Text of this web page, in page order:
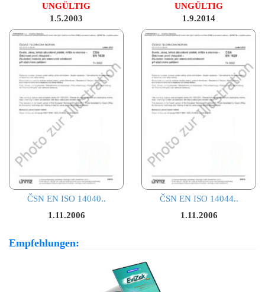
UNGÜLTIG
1.5.2003
UNGÜLTIG
1.9.2014
ČSN EN ISO 14040..
1.11.2006
ČSN EN ISO 14044..
1.11.2006
Empfehlungen: